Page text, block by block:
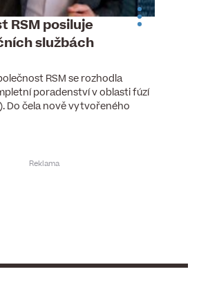
RSM posiluje
službách
RSM se rozhodla
poradenství v oblasti fúzí
Do čela nově vytvořeného